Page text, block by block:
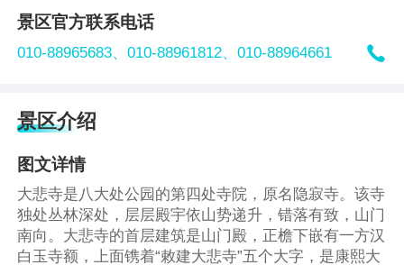
景区官方联系电话
010-88965683、010-88961812、010-88964661 
景区介绍
图文详情
大悲寺是八大处公园的第四处寺院，原名隐寂寺。该寺
独处丛林深处，层层殿宇依山势递升，错落有致，山门
南向。大悲寺的首层建筑是山门殿，正檐下嵌有一方汉
白玉寺额，上面镌着“敕建大悲寺”五个大字，是康熙大